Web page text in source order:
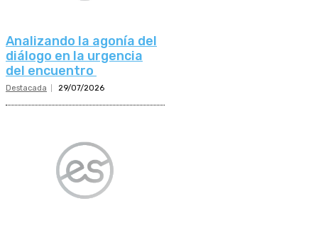
Analizando la agonía del
diálogo en la urgencia
del encuentro
Destacada 29/07/2026